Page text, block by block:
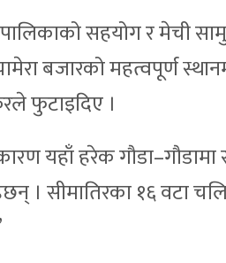
सहयोग र मेची
बजारको महत्वपूर्ण
फुटाइदिए ।
यहाँ हरेक
। सीमातिरका १६ वटा